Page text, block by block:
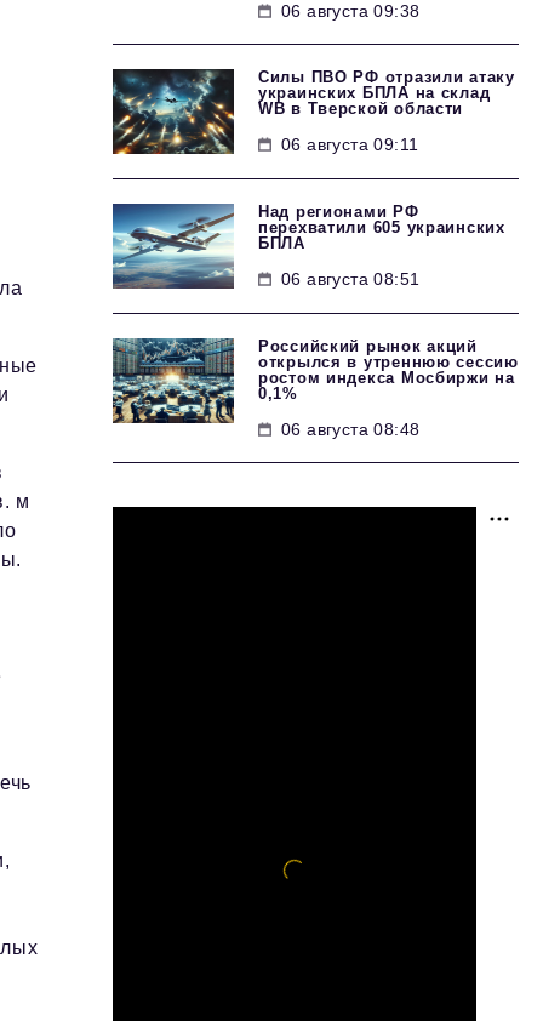
м
06 августа 09:38
Силы ПВО РФ отразили атаку
украинских БПЛА на склад
WB в Тверской области
06 августа 09:11
Над регионами РФ
перехватили 605 украинских
БПЛА
06 августа 08:51
Российский рынок акций
открылся в утреннюю сессию
ростом индекса Мосбиржи на
0,1%
06 августа 08:48